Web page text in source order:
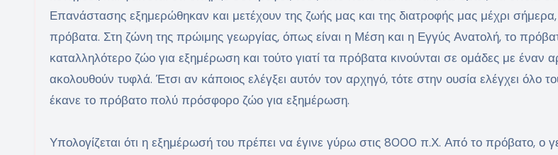
Επανάστασης εξημερώθηκαν και μετέχουν της ζωής μας και της διατροφής μας μέχρι σήμερα,
πρόβατα. Στη ζώνη της πρώιμης γεωργίας, όπως είναι η Μέση και η Εγγύς Ανατολή, το
καταλληλότερο ζώο για εξημέρωση και τούτο γιατί τα πρόβατα κινούνται σε ομάδες με έναν
ακολουθούν τυφλά. Έτσι αν κάποιος ελέγξει αυτόν τον αρχηγό, τότε στην ουσία ελέγχει όλο
έκανε το πρόβατο πολύ πρόσφορο ζώο για εξημέρωση.
Υπολογίζεται ότι η εξημέρωσή του πρέπει να έγινε γύρω στις 8000 π.Χ. Από το πρόβατο, ο